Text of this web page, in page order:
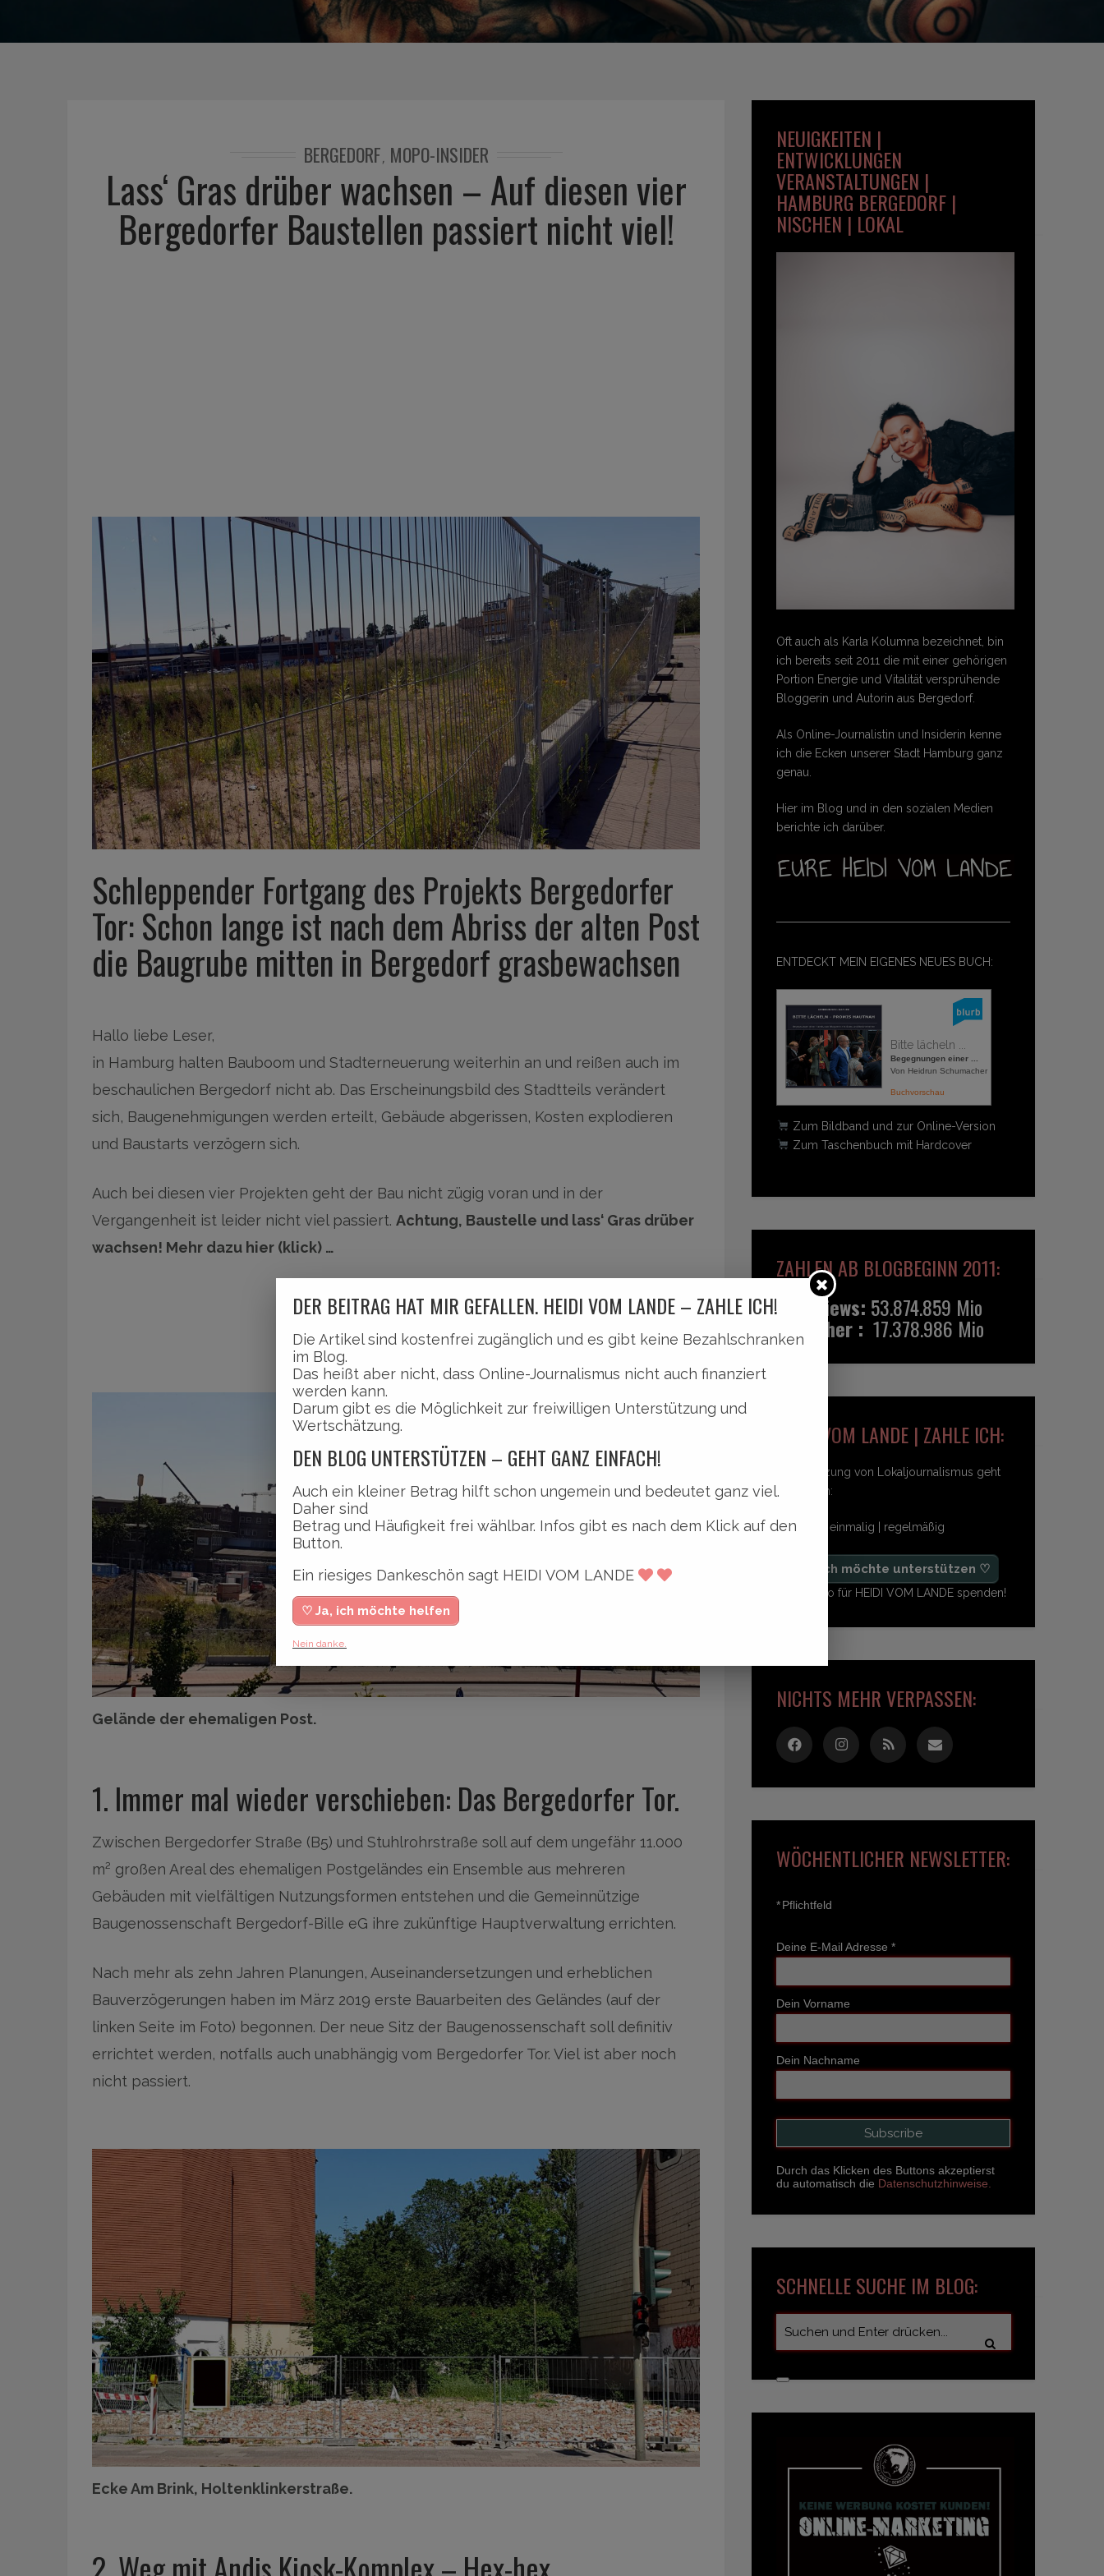
BERGEDORF, MOPO-INSIDER
Lass‘ Gras drüber wachsen – Auf diesen vier
Bergedorfer Baustellen passiert nicht viel!
Schleppender Fortgang des Projekts Bergedorfer
Tor: Schon lange ist nach dem Abriss der alten Post
die Baugrube mitten in Bergedorf grasbewachsen
Hallo liebe Leser,
in Hamburg halten Bauboom und Stadterneuerung weiterhin an und reißen auch im
beschaulichen Bergedorf nicht ab. Das Erscheinungsbild des Stadtteils verändert
sich, Baugenehmigungen werden erteilt, Gebäude abgerissen, Kosten explodieren
und Baustarts verzögern sich.
Auch bei diesen vier Projekten geht der Bau nicht zügig voran und in der
Vergangenheit ist leider nicht viel passiert. Achtung, Baustelle und lass‘ Gras drüber
wachsen! Mehr dazu hier (klick) …
Gelände der ehemaligen Post.
1. Immer mal wieder verschieben: Das Bergedorfer Tor.
Zwischen Bergedorfer Straße (B5) und Stuhlrohrstraße soll auf dem ungefähr 11.000
m² großen Areal des ehemaligen Postgeländes ein Ensemble aus mehreren
Gebäuden mit vielfältigen Nutzungsformen entstehen und die Gemeinnützige
Baugenossenschaft Bergedorf-Bille eG ihre zukünftige Hauptverwaltung errichten.
Nach mehr als zehn Jahren Planungen, Auseinandersetzungen und erheblichen
Bauverzögerungen haben im März 2019 erste Bauarbeiten des Geländes (auf der
linken Seite im Foto) begonnen. Der neue Sitz der Baugenossenschaft soll definitiv
errichtet werden, notfalls auch unabhängig vom Bergedorfer Tor. Viel ist aber noch
nicht passiert.
Ecke Am Brink, Holtenklinkerstraße.
NEUIGKEITEN |
ENTWICKLUNGEN
VERANSTALTUNGEN |
HAMBURG BERGEDORF |
NISCHEN | LOKAL
Oft auch als Karla Kolumna bezeichnet, bin
ich bereits seit 2011 die mit einer gehörigen
Portion Energie und Vitalität versprühende
Bloggerin und Autorin aus Bergedorf.
Als Online-Journalistin und Insiderin kenne
ich die Ecken unserer Stadt Hamburg ganz
genau.
Hier im Blog und in den sozialen Medien
berichte ich darüber.
ENTDECKT MEIN EIGENES NEUES BUCH:
Bitte lächeln ...
Begegnungen einer ...
Von Heidrun Schumacher
Buchvorschau
Zum Bildband und zur Online-Version
Zum Taschenbuch mit Hardcover
ZAHLEN AB BLOGBEGINN 2011:
Pageviews: 53.874.859 Mio
Besucher : 17.378.986 Mio
HEIDI VOM LANDE | ZAHLE ICH:
Unterstützung von Lokaljournalismus geht
so einfach:
freiwillig | einmalig | regelmäßig
♡ Ja, ich möchte unterstützen ♡
Ab 1,- Euro für HEIDI VOM LANDE spenden!
NICHTS MEHR VERPASSEN:
WÖCHENTLICHER NEWSLETTER:
*Pflichtfeld
Deine E-Mail Adresse *
Dein Vorname
Dein Nachname
Durch das Klicken des Buttons akzeptierst
du automatisch die Datenschutzhinweise.
SCHNELLE SUCHE IM BLOG:
DER BEITRAG HAT MIR GEFALLEN. HEIDI VOM LANDE – ZAHLE ICH!
Die Artikel sind kostenfrei zugänglich und es gibt keine Bezahlschranken
im Blog.
Das heißt aber nicht, dass Online-Journalismus nicht auch finanziert
werden kann.
Darum gibt es die Möglichkeit zur freiwilligen Unterstützung und
Wertschätzung.
DEN BLOG UNTERSTÜTZEN – GEHT GANZ EINFACH!
Auch ein kleiner Betrag hilft schon ungemein und bedeutet ganz viel.
Daher sind
Betrag und Häufigkeit frei wählbar. Infos gibt es nach dem Klick auf den
Button.
Ein riesiges Dankeschön sagt HEIDI VOM LANDE
♡ Ja, ich möchte helfen
Nein danke.